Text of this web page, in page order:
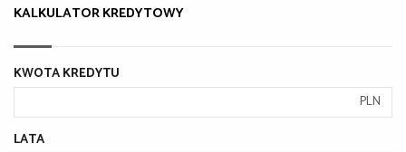
KALKULATOR KREDYTOWY
KWOTA KREDYTU
PLN
LATA